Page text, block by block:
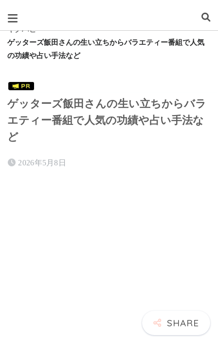
スグレタ
キクハピ
ゲッターズ飯田さんの生い立ちからバラエティー番組で人気
の功績や占い手法など
ゲッターズ飯田さんの生い立ちからバラ
エティー番組で人気の功績や占い手法な
ど
2026年5月8日